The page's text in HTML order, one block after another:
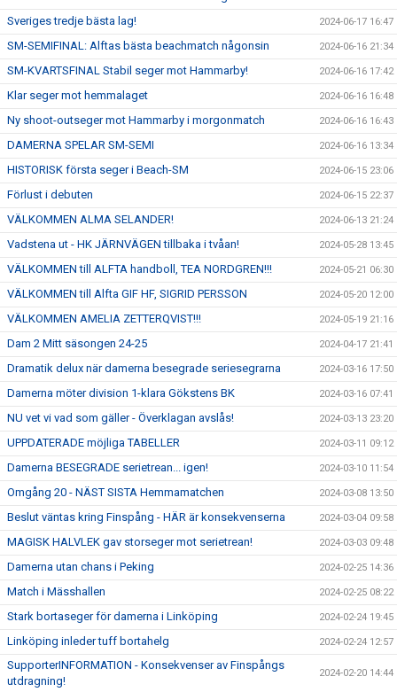
Sveriges tredje bästa lag! 2024-06-17 16:47
SM-SEMIFINAL: Alftas bästa beachmatch någonsin 2024-06-16 21:34
SM-KVARTSFINAL Stabil seger mot Hammarby! 2024-06-16 17:42
Klar seger mot hemmalaget 2024-06-16 16:48
Ny shoot-outseger mot Hammarby i morgonmatch 2024-06-16 16:43
DAMERNA SPELAR SM-SEMI 2024-06-16 13:34
HISTORISK första seger i Beach-SM 2024-06-15 23:06
Förlust i debuten 2024-06-15 22:37
VÄLKOMMEN ALMA SELANDER! 2024-06-13 21:24
Vadstena ut - HK JÄRNVÄGEN tillbaka i tvåan! 2024-05-28 13:45
VÄLKOMMEN till ALFTA handboll, TEA NORDGREN!!! 2024-05-21 06:30
VÄLKOMMEN till Alfta GIF HF, SIGRID PERSSON 2024-05-20 12:00
VÄLKOMMEN AMELIA ZETTERQVIST!!! 2024-05-19 21:16
Dam 2 Mitt säsongen 24-25 2024-04-17 21:41
Dramatik delux när damerna besegrade seriesegrarna 2024-03-16 17:50
Damerna möter division 1-klara Gökstens BK 2024-03-16 07:41
NU vet vi vad som gäller - Överklagan avslås! 2024-03-13 23:20
UPPDATERADE möjliga TABELLER 2024-03-11 09:12
Damerna BESEGRADE serietrean... igen! 2024-03-10 11:54
Omgång 20 - NÄST SISTA Hemmamatchen 2024-03-08 13:50
Beslut väntas kring Finspång - HÄR är konsekvenserna 2024-03-04 09:58
MAGISK HALVLEK gav storseger mot serietrean! 2024-03-03 09:48
Damerna utan chans i Peking 2024-02-25 14:36
Match i Mässhallen 2024-02-25 08:22
Stark bortaseger för damerna i Linköping 2024-02-24 19:45
Linköping inleder tuff bortahelg 2024-02-24 12:57
SupporterINFORMATION - Konsekvenser av Finspångs
utdragning!
2024-02-20 14:44